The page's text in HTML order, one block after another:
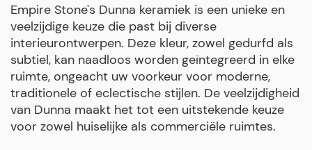
Empire Stone's Dunna keramiek is een unieke en
veelzijdige keuze die past bij diverse
interieurontwerpen. Deze kleur, zowel gedurfd als
subtiel, kan naadloos worden geïntegreerd in elke
ruimte, ongeacht uw voorkeur voor moderne,
traditionele of eclectische stijlen. De veelzijdigheid
van Dunna maakt het tot een uitstekende keuze
voor zowel huiselijke als commerciële ruimtes.